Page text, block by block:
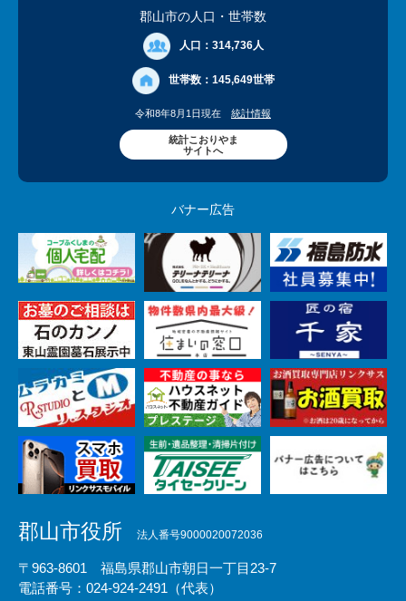
郡山市の人口 ・世帯数
人口： 314,736人
世帯数： 145,649世帯
令和8年8月1日現在 統計情報
統計こおりやま
サイトへ
バナー広告
郡山市役所 法人番号9000020072036
〒963-8601 福島県郡山市朝日一丁目23-7
電話番号：024-924-2491（代表）